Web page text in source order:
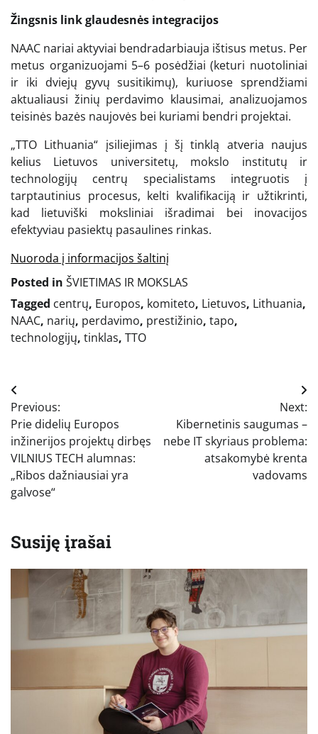
Žingsnis link glaudesnės integracijos
NAAC nariai aktyviai bendradarbiauja ištisus metus. Per
metus organizuojami 5–6 posėdžiai (keturi nuotoliniai
ir iki dviejų gyvų susitikimų), kuriuose sprendžiami
aktualiausi žinių perdavimo klausimai, analizuojamos
teisinės bazės naujovės bei kuriami bendri projektai.
„TTO Lithuania“ įsiliejimas į šį tinklą atveria naujus
kelius Lietuvos universitetų, mokslo institutų ir
technologijų centrų specialistams integruotis į
tarptautinius procesus, kelti kvalifikaciją ir užtikrinti,
kad lietuviški moksliniai išradimai bei inovacijos
efektyviau pasiektų pasaulines rinkas.
Nuoroda į informacijos šaltinį
Posted in ŠVIETIMAS IR MOKSLAS
Tagged centrų, Europos, komiteto, Lietuvos, Lithuania,
NAAC, narių, perdavimo, prestižinio, tapo,
technologijų, tinklas, TTO
Navigacija
tarp
įrašų
Previous:
Prie didelių Europos
inžinerijos projektų dirbęs
VILNIUS TECH alumnas:
„Ribos dažniausiai yra
galvose“
Next:
Kibernetinis saugumas –
nebe IT skyriaus problema:
atsakomybė krenta
vadovams
Susiję įrašai